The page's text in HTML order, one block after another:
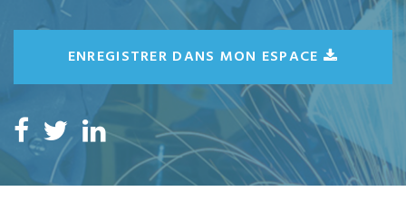
ENREGISTRER DANS MON ESPACE